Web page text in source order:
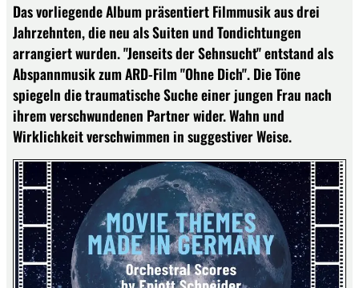
Das vorliegende Album präsentiert Filmmusik aus drei
Jahrzehnten, die neu als Suiten und Tondichtungen
arrangiert wurden. "Jenseits der Sehnsucht" entstand als
Abspannmusik zum ARD-Film "Ohne Dich". Die Töne
spiegeln die traumatische Suche einer jungen Frau nach
ihrem verschwundenen Partner wider. Wahn und
Wirklichkeit verschwimmen in suggestiver Weise.